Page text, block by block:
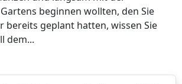
beginnen wollten, den Sie
bereits geplant hatten, wissen Sie
dem...